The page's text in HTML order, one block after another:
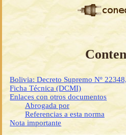
Bolivia: Decreto Supremo Nº
Ficha Técnica (DCMI)
Enlaces con otros documentos
Abrogada por
Referencias a esta norma
Nota importante